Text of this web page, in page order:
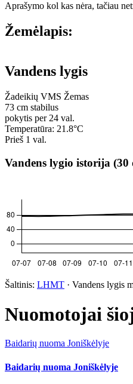
Aprašymo kol kas nėra, tačiau
Žemėlapis:
+
Vandens lygis
Žadeikių VMS Žemas
73 cm stabilus
pokytis per 24 val.
Temperatūra: 21.8°C
Prieš 1 val.
Vandens lygio istorija (30
Šaltinis: LHMT · Vandens lygis
Nuomotojai
Baidarių nuoma Joniškėlyje
Baidarių nuoma Joniškėlyje